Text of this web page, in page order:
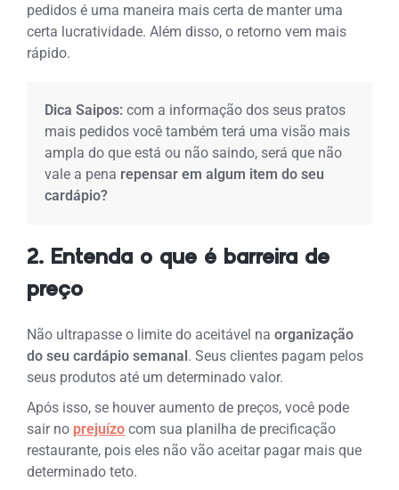
pedidos é uma maneira mais certa de manter uma
certa lucratividade. Além disso, o retorno vem mais
rápido.
Dica Saipos:com a informação dos seus pratos
mais pedidos você também terá uma visão mais
ampla do que está ou não saindo, será que não
vale a pena repensar em algum item do seu
cardápio?
2. Entenda o que é barreira de
preço
Não ultrapasse o limite do aceitável naorganização
do seu cardápio semanal. Seus clientes pagam pelos
seus produtos até um determinado valor.
Após isso, se houver aumento de preços, você pode
sair no prejuízo com sua planilha de precificação
restaurante, pois eles não vão aceitar pagar mais que
determinado teto.